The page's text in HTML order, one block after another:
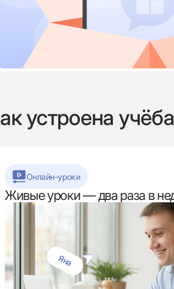
устроена учёба
Онлайн-уроки
Живые уроки — два раза в
Яна